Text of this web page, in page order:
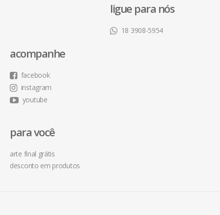
ligue para nós
18 3908-5954
acompanhe
facebook
instagram
youtube
para você
arte final grátis
desconto em produtos